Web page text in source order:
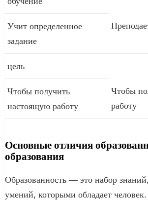
Учит определенное
задание
цель
Чтобы получить
настоящую работу
Чтобы
работу
Основные отличия
образования
Образованность — это набор
умений, которыми обладает